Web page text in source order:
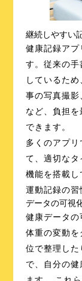
継続しやすい
健康記録アプ
す。従来の
しているた
事の写真撮
など、負担
できます。
多くのアプ
て、適切な
機能を搭載
運動記録の習
データの可視
健康データの
体重の変動
位で整理した
で、自分の